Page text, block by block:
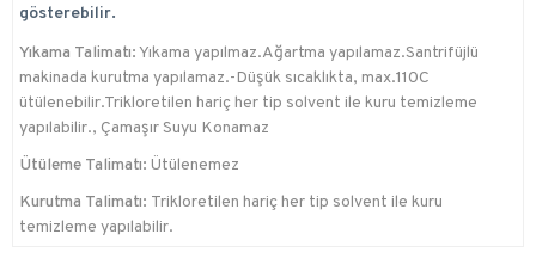
gösterebilir.
Yıkama Talimatı:Yıkama yapılmaz.Ağartma yapılamaz.Santrifüjlü
makinada kurutma yapılamaz.-Düşük sıcaklıkta, max.110C
ütülenebilir.Trikloretilen hariç her tip solvent ile kuru temizleme
yapılabilir., Çamaşır Suyu Konamaz
Ütüleme Talimatı: Ütülenemez
Kurutma Talimatı: Trikloretilen hariç her tip solvent ile kuru
temizleme yapılabilir.